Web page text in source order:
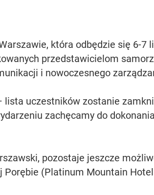
która odbędzie się 6-7
przedstawicielom
i nowoczesnego
lista uczestników zostanie
zachęcamy do dokonania
pozostaje jeszcze
(Platinum Mountain Hotel